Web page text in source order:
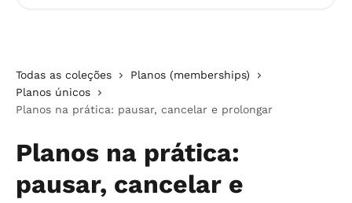
Todas as coleções
Planos (memberships)
Planos únicos
Planos na prática: pausar, cancelar e prolongar
Planos na prática:
pausar, cancelar e